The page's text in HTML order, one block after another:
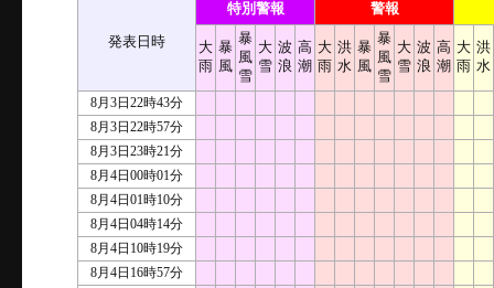
発表日時
特別警報 警報
大
雨
暴
風
暴
風
雪
大
雪
波
浪
高
潮
大
雨
洪
水
暴
風
暴
風
雪
大
雪
波
浪
高
潮
大
雨
洪
水
8月3日22時43分
8月3日22時57分
8月3日23時21分
8月4日00時01分
8月4日01時10分
8月4日04時14分
8月4日10時19分
8月4日16時57分